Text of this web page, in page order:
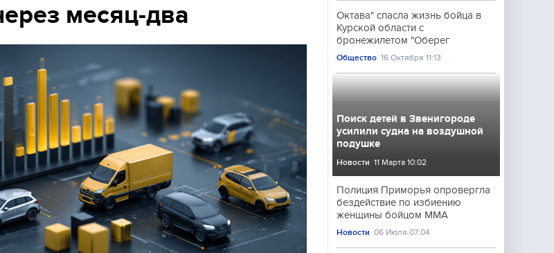
месяц-два
Октава" спасла жизнь бойца в
Курской области с
бронежилетом "Оберег
Общество 16 Октября 11:13
Поиск детей в Звенигороде
усилили судна на воздушной
подушке
Новости 11 Марта 10:02
Полиция Приморья опровергла
бездействие по избиению
женщины бойцом ММА
Новости 06 Июля 07:04